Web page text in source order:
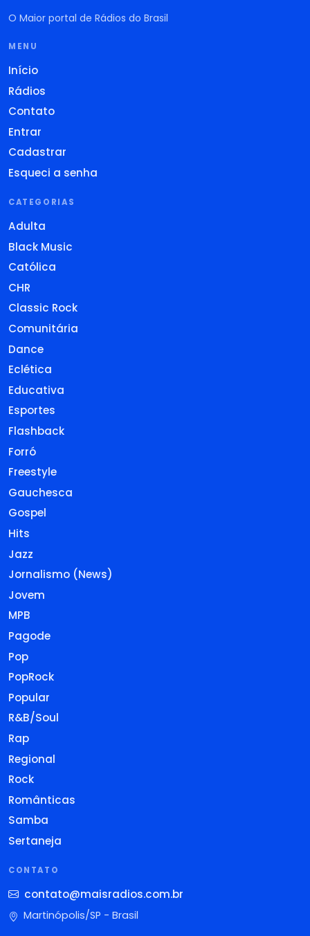
O Maior portal de Rádios do Brasil
MENU
Início
Rádios
Contato
Entrar
Cadastrar
Esqueci a senha
CATEGORIAS
Adulta
Black Music
Católica
CHR
Classic Rock
Comunitária
Dance
Eclética
Educativa
Esportes
Flashback
Forró
Freestyle
Gauchesca
Gospel
Hits
Jazz
Jornalismo (News)
Jovem
MPB
Pagode
Pop
PopRock
Popular
R&B/Soul
Rap
Regional
Rock
Românticas
Samba
Sertaneja
CONTATO
contato@maisradios.com.br
Martinópolis/SP - Brasil